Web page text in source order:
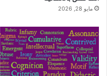
مايو 28, 2026